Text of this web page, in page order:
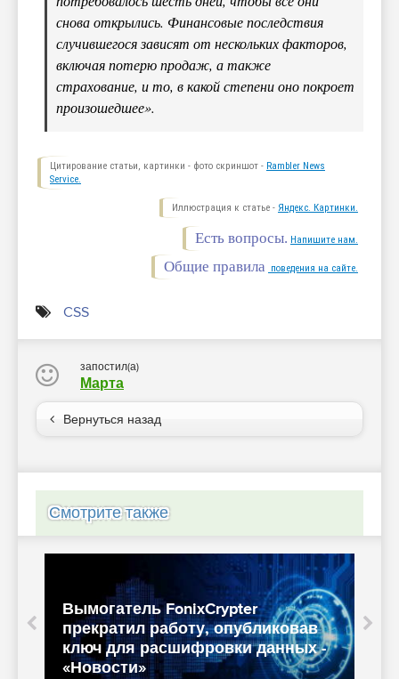
снова открылись. Финансовые последствия
случившегося зависят от нескольких факторов,
включая потерю продаж, а также
страхование, и то, в какой степени оно покроет
произошедшее».
Цитирование статьи, картинки - фото скриншот - Rambler News
Service.
Иллюстрация к статье - Яндекс. Картинки.
Есть вопросы. Напишите нам.
Общие правила поведения на сайте.
CSS
запостил(а)
Марта
Вернуться назад
Смотрите также
Вымогатель FonixCrypter
прекратил работу, опубликовав
ключ для расшифровки данных -
«Новости»